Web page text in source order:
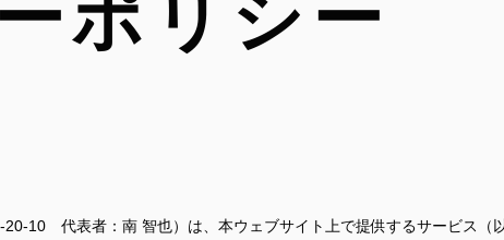
施工実績
採用情報
10 代表者：南 智也）は、本ウェブサイト上で提供するサービス（